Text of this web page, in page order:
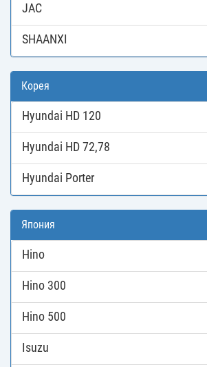
JAC
SHAANXI
Корея
Hyundai HD 120
Hyundai HD 72,78
Hyundai Porter
Япония
Hino
Hino 300
Hino 500
Isuzu